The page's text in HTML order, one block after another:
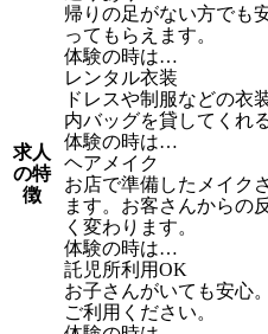
求人
の特
徴
帰りの足がない方でも
ってもらえます。
体験の時は…
レンタル衣装
ドレスや制服などの衣
内バッグを貸してくれ
体験の時は…
ヘアメイク
お店で準備したメイク
ます。お客さんからの
く変わります。
体験の時は…
託児所利用OK
お子さんがいても安心
ご利用ください。